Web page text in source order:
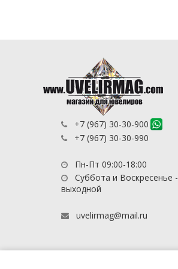
+7 (967) 30-30-900
+7 (967) 30-30-990
Пн-Пт 09:00-18:00
Суббота и Воскресенье -
выходной
uvelirmag@mail.ru